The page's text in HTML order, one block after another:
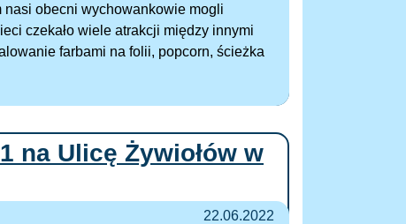
nasi obecni wychowankowie mogli
czekało wiele atrakcji między innymi
farbami na folii, popcorn, ścieżka
na Ulicę Żywiołów w
22.06.2022